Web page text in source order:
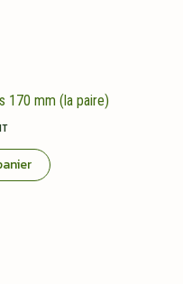
170 mm (la paire)